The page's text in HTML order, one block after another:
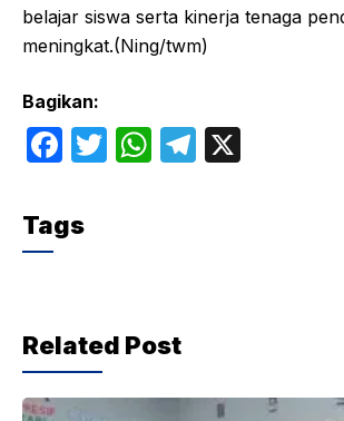
belajar siswa serta kinerja tenaga
meningkat.(Ning/twm)
Bagikan:
F
c
e
o
k
T
W
p
T
Tags
Related Post